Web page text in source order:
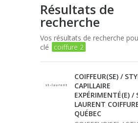
Résultats de
recherche
Vos résultats de recherche
clé
coiffure 2
COIFFEUR(SE) /
CAPILLAIRE
EXPÉRIMENTÉ(E) /
LAURENT
QUÉBEC